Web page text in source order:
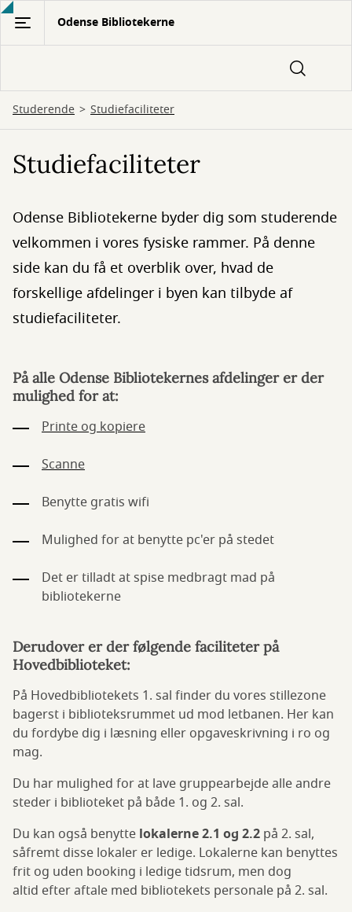
Gå
hovedindhold
Odense Bibliotekerne
Studerende Studiefaciliteter
Studiefaciliteter
Odense Bibliotekerne byder dig som studerende
velkommen i vores fysiske rammer. På denne
side kan du få et overblik over, hvad de
forskellige afdelinger i byen kan tilbyde af
studiefaciliteter.
På alle Odense Bibliotekernes afdelinger er der
mulighed for at:
Printe og kopiere
Scanne
Benytte gratis wifi
Mulighed for at benytte pc'er på stedet
Det er tilladt at spise medbragt mad på
bibliotekerne
Derudover er der følgende faciliteter på
Hovedbiblioteket:
På Hovedbibliotekets 1. sal finder du vores stillezone
bagerst i biblioteksrummet ud mod letbanen. Her kan
du fordybe dig i læsning eller opgaveskrivning i ro og
mag.
Du har mulighed for at lave gruppearbejde alle andre
steder i biblioteket på både 1. og 2. sal.
Du kan også benytte lokalerne 2.1 og 2.2 på 2. sal,
såfremt disse lokaler er ledige. Lokalerne kan benyttes
frit og uden booking i ledige tidsrum, men dog
altid efter aftale med bibliotekets personale på 2. sal.